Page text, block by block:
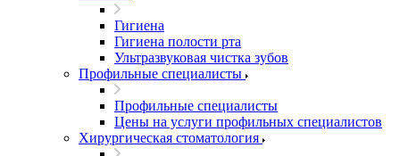
Гигиена
Гигиена полости рта
Ультразвуковая чистка зубов
Профильные специалисты
Профильные специалисты
Цены на услуги профильных специалистов
Хирургическая стоматология